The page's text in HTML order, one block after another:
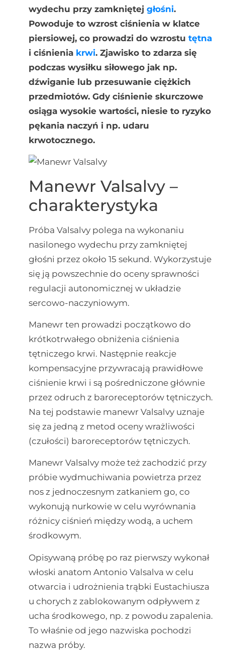
wydechu przy zamkniętej głośni.
Powoduje to wzrost ciśnienia w klatce
piersiowej, co prowadzi do wzrostu tętna
i ciśnienia krwi. Zjawisko to zdarza się
podczas wysiłku siłowego jak np.
dźwiganie lub przesuwanie ciężkich
przedmiotów. Gdy ciśnienie skurczowe
osiąga wysokie wartości, niesie to ryzyko
pękania naczyń i np. udaru
krwotocznego.
Manewr Valsalvy –
charakterystyka
Próba Valsalvy polega na wykonaniu
nasilonego wydechu przy zamkniętej
głośni przez około 15 sekund. Wykorzystuje
się ją powszechnie do oceny sprawności
regulacji autonomicznej w układzie
sercowo-naczyniowym.
Manewr ten prowadzi początkowo do
krótkotrwałego obniżenia ciśnienia
tętniczego krwi. Następnie reakcje
kompensacyjne przywracają prawidłowe
ciśnienie krwi i są pośredniczone głównie
przez odruch z baroreceptorów tętniczych.
Na tej podstawie manewr Valsalvy uznaje
się za jedną z metod oceny wrażliwości
(czułości) baroreceptorów tętniczych.
Manewr Valsalvy może też zachodzić przy
próbie wydmuchiwania powietrza przez
nos z jednoczesnym zatkaniem go, co
wykonują nurkowie w celu wyrównania
różnicy ciśnień między wodą, a uchem
środkowym.
Opisywaną próbę po raz pierwszy wykonał
włoski anatom Antonio Valsalva w celu
otwarcia i udrożnienia trąbki Eustachiusza
u chorych z zablokowanym odpływem z
ucha środkowego, np. z powodu zapalenia.
To właśnie od jego nazwiska pochodzi
nazwa próby.